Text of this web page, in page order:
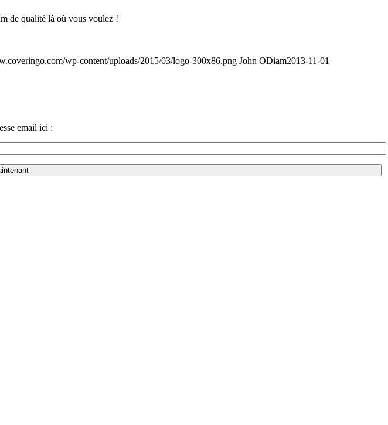
de qualité là où vous voulez !
wp-content/uploads/2015/03/logo-300x86.png John ODiam2013-11-01
email ici :